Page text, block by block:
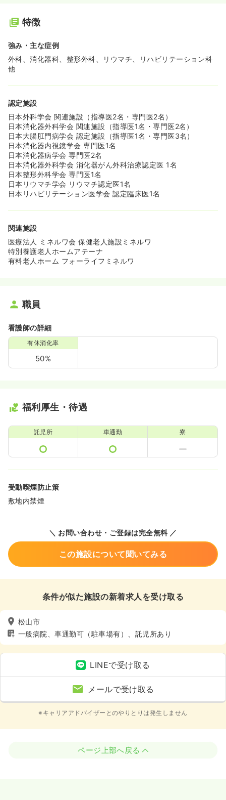
特徴
強み・主な症例
外科、消化器科、整形外科、リウマチ、リハビリテーション科
他
認定施設
日本外科学会 関連施設（指導医2名・専門医2名）
日本消化器外科学会 関連施設（指導医1名・専門医2名）
日本大腸肛門病学会 認定施設（指導医1名・専門医3名）
日本消化器内視鏡学会 専門医1名
日本消化器病学会 専門医2名
日本消化器外科学会 消化器がん外科治療認定医 1名
日本整形外科学会 専門医1名
日本リウマチ学会 リウマチ認定医1名
日本リハビリテーション医学会 認定臨床医1名
関連施設
医療法人 ミネルワ会 保健老人施設ミネルワ
特別養護老人ホームアテーナ
有料老人ホーム フォーライフミネルワ
職員
看護師の詳細
有休消化率
50%
福利厚生・待遇
託児所 車通勤 寮
受動喫煙防止策
敷地内禁煙
＼ お問い合わせ・ご登録は完全無料 ／
この施設について聞いてみる
条件が似た施設の新着求人を受け取る
松山市
一般病院、車通勤可（駐車場有）、託児所あり
LINEで受け取る
メールで受け取る
※キャリアアドバイザーとのやりとりは発生しません
ページ上部へ戻る